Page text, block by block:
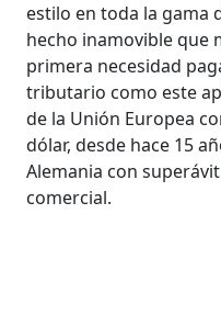
estilo en toda la gama
hecho inamovible que
primera necesidad
tributario como este
de la Unión Europea
dólar, desde hace 15
Alemania con
comercial.